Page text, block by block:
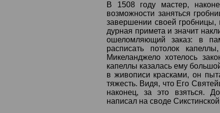
В 1508 году мастер,
возможности заняться
завершении своей гробницы,
дурная примета и значит
ошеломляющий заказ: в
расписать потолок
Микеланджело хотелось
капеллы казалась ему
в живописи красками, он
тяжесть. Видя, что Его
наконец, за это взяться.
написал на своде